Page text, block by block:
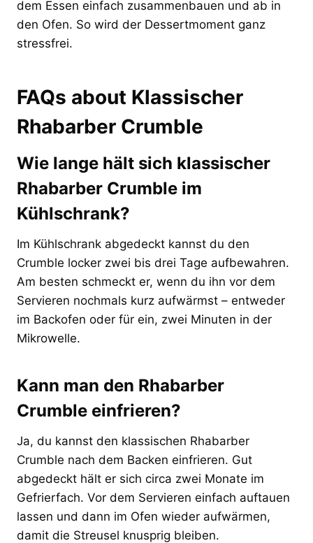
dem Essen einfach zusammenbauen und ab in
den Ofen. So wird der Dessertmoment ganz
stressfrei.
FAQs about Klassischer
Rhabarber Crumble
Wie lange hält sich klassischer
Rhabarber Crumble im
Kühlschrank?
Im Kühlschrank abgedeckt kannst du den
Crumble locker zwei bis drei Tage aufbewahren.
Am besten schmeckt er, wenn du ihn vor dem
Servieren nochmals kurz aufwärmst – entweder
im Backofen oder für ein, zwei Minuten in der
Mikrowelle.
Kann man den Rhabarber
Crumble einfrieren?
Ja, du kannst den klassischen Rhabarber
Crumble nach dem Backen einfrieren. Gut
abgedeckt hält er sich circa zwei Monate im
Gefrierfach. Vor dem Servieren einfach auftauen
lassen und dann im Ofen wieder aufwärmen,
damit die Streusel knusprig bleiben.